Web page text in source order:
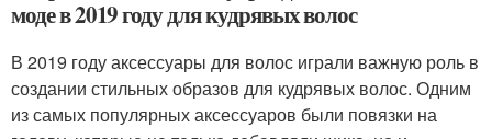
моде в 2019 году для кудрявых волос
В 2019 году аксессуары для волос играли важную роль в
создании стильных образов для кудрявых волос. Одним
из самых популярных аксессуаров были повязки на